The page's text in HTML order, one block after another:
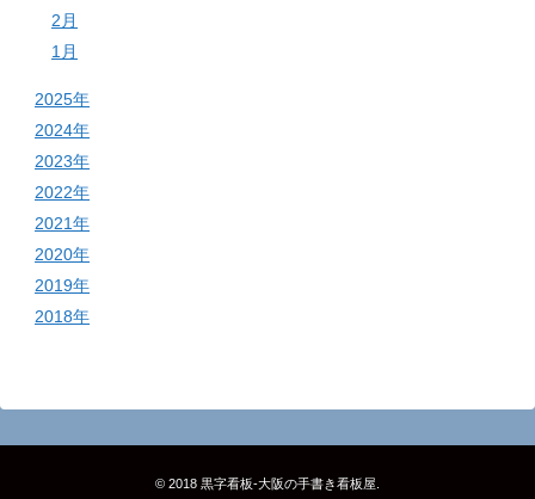
2月
1月
2025年
2024年
2023年
2022年
2021年
2020年
2019年
2018年
© 2018 黒字看板‐大阪の手書き看板屋